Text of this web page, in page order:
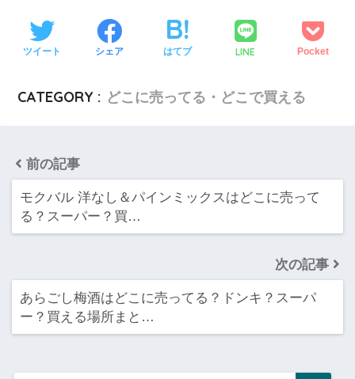
ツイート シェア はてブ LINE Pocket
CATEGORY : どこに売ってる・どこで買える
前の記事
モクバル 洋なし＆パインミックスはどこに売って
る？スーパー？買…
次の記事
あらごし梅酒はどこに売ってる？ドンキ？スーパ
ー？買える場所まと…